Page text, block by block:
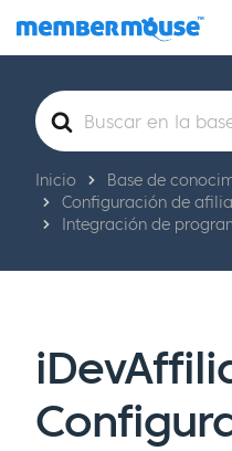
Características
Comenzar
Buscar
Inicio
Base de
Configuración de
Integración de